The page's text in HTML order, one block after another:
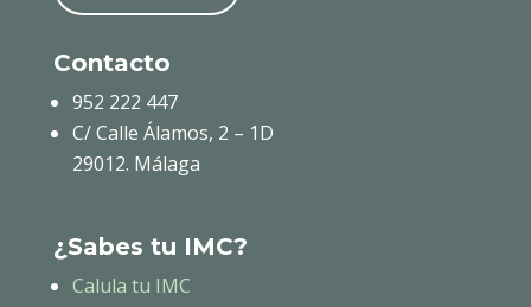
Contacto
952 222 447
C/ Calle Álamos, 2 – 1D
29012. Málaga
¿Sabes tu IMC?
Calula tu IMC